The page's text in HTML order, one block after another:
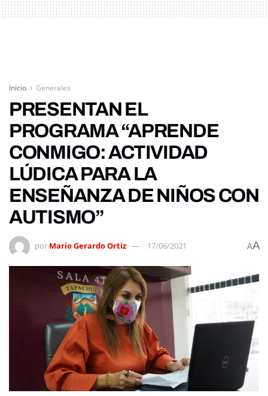
Inicio Generales
PRESENTAN EL
PROGRAMA “APRENDE
CONMIGO: ACTIVIDAD
LÚDICA PARA LA
ENSEÑANZA DE NIÑOS CON
AUTISMO”
por Mario Gerardo Ortiz 17/06/2021 AA